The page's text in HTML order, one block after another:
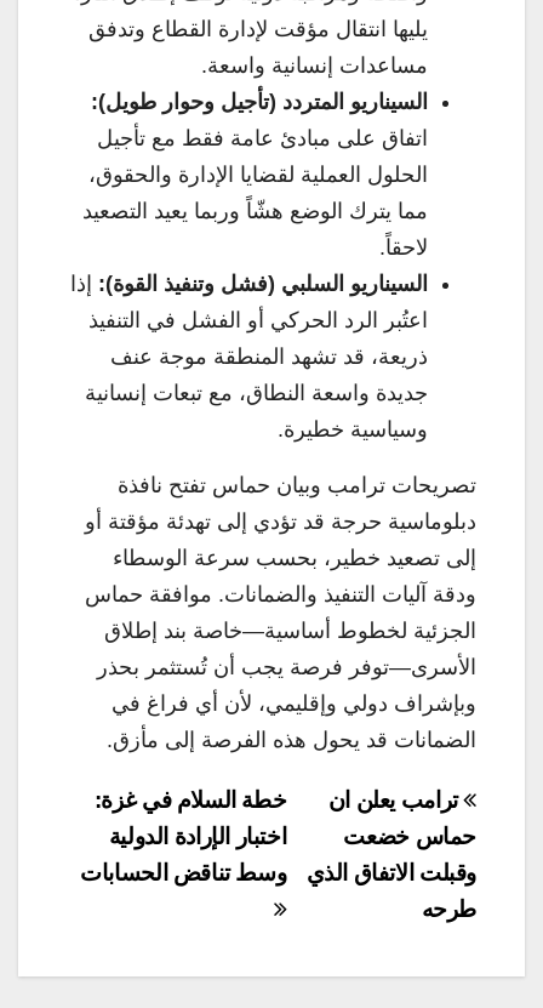
يليها انتقال مؤقت لإدارة القطاع وتدفق
مساعدات إنسانية واسعة.
السيناريو المتردد (تأجيل وحوار طويل):
اتفاق على مبادئ عامة فقط مع تأجيل
الحلول العملية لقضايا الإدارة والحقوق،
مما يترك الوضع هشّاً وربما يعيد التصعيد
لاحقاً.
السيناريو السلبي (فشل وتنفيذ القوة): إذا
اعتُبر الرد الحركي أو الفشل في التنفيذ
ذريعة، قد تشهد المنطقة موجة عنف
جديدة واسعة النطاق، مع تبعات إنسانية
وسياسية خطيرة.
تصريحات ترامب وبيان حماس تفتح نافذة
دبلوماسية حرجة قد تؤدي إلى تهدئة مؤقتة أو
إلى تصعيد خطير، بحسب سرعة الوسطاء
ودقة آليات التنفيذ والضمانات. موافقة حماس
الجزئية لخطوط أساسية—خاصة بند إطلاق
الأسرى—توفر فرصة يجب أن تُستثمر بحذر
وبإشراف دولي وإقليمي، لأن أي فراغ في
الضمانات قد يحول هذه الفرصة إلى مأزق.
تصفّح
المقالات
خطة السلام في غزة:
اختبار الإرادة الدولية
وسط تناقض الحسابات
ترامب يعلن ان
حماس خضعت
وقبلت الاتفاق الذي
طرحه